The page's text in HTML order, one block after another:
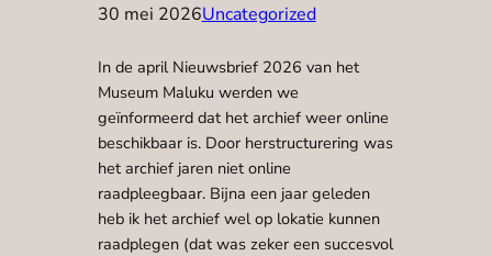
30 mei 2026Uncategorized
In de april Nieuwsbrief 2026 van het
Museum Maluku werden we
geïnformeerd dat het archief weer online
beschikbaar is. Door herstructurering was
het archief jaren niet online
raadpleegbaar. Bijna een jaar geleden
heb ik het archief wel op lokatie kunnen
raadplegen (dat was zeker een succesvol